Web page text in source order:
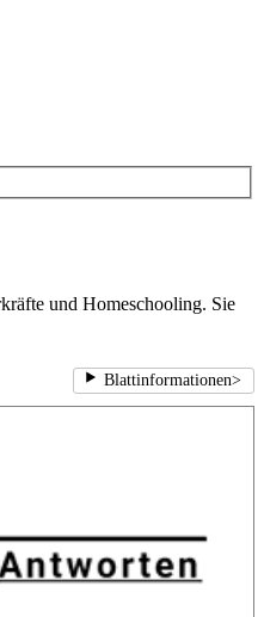
und Homeschooling. Sie
Blattinformationen>